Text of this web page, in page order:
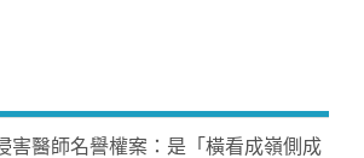
害醫師名譽權案：是「橫看成嶺側成